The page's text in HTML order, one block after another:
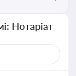
Нотаріат